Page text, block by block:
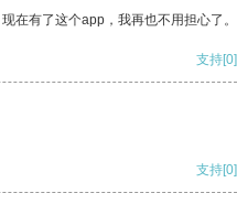
在有了这个app，我再也不用担心了。
支持[0]
支持[0]